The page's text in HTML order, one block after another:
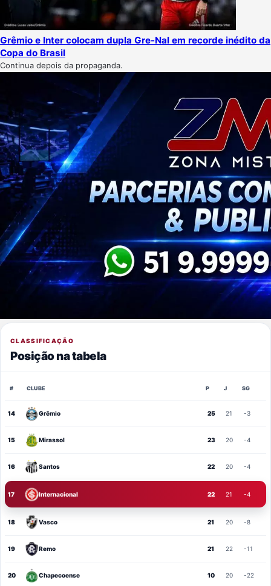
Grêmio e Inter colocam dupla Gre-Nal em recorde inédito da
Copa do Brasil
Continua depois da propaganda.
CLASSIFICAÇÃO
Posição na tabela
# CLUBE P J SG
14 Grêmio 25 21 -3
15 Mirassol 23 20 -4
16 Santos 22 20 -4
17 Internacional 22 21 -4
18 Vasco 21 20 -8
19 Remo 21 22 -11
20 Chapecoense 10 20 -22